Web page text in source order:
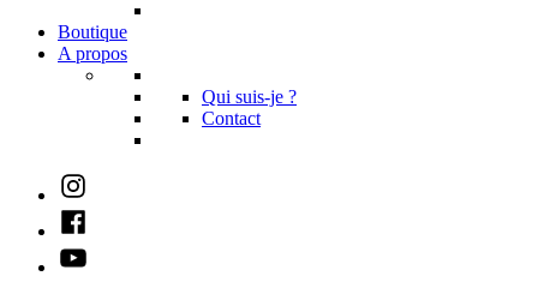
Boutique
A propos
Qui suis-je ?
Contact
Instagram
Facebook
Youtube